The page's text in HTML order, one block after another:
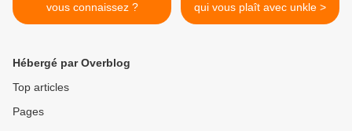
vous connaissez ?
qui vous plaît avec unkle >
Hébergé par Overblog
Top articles
Pages